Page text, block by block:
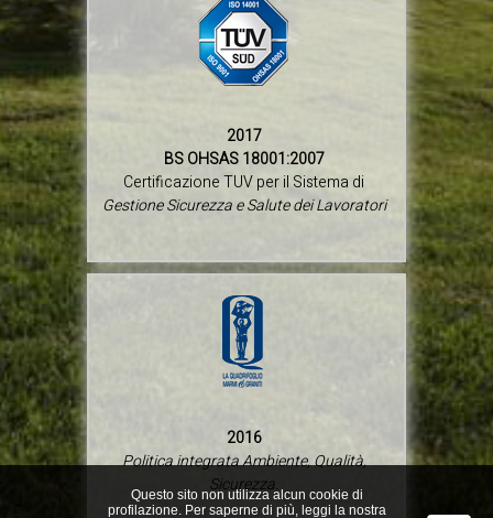
2017
BS OHSAS 18001:2007
Certificazione TUV per il Sistema di
Gestione Sicurezza e Salute dei Lavoratori
2016
Politica integrata Ambiente, Qualità,
Sicurezza.
Questo sito non utilizza alcun cookie di
profilazione. Per saperne di più, leggi la nostra